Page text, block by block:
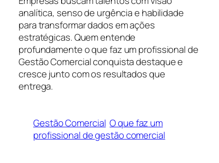
analítica, senso de urgência e habilidade
para transformar dados em ações
estratégicas. Quem entende
profundamente o que faz um profissional de
Gestão Comercial conquista destaque e
cresce junto com os resultados que
entrega.
Gestão Comercial O que faz um
profissional de gestão comercial